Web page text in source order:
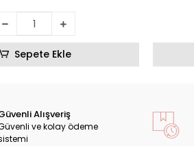
Sepete Ekle
Alışveriş
ve kolay ödeme